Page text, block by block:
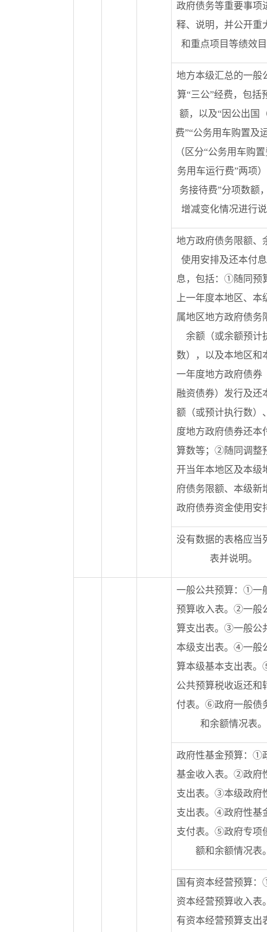
政府债务等重要事项
释、说明，并公开重
和重点项目等绩效
地方本级汇总的一般
算“三公”经费，包括
额，以及“因公出国
费”“公务用车购置及
（区分“公务用车购置
务用车运行费”两项
务接待费”分项数额
增减变化情况进行
地方政府债务限额、
使用安排及还本付
息，包括：①随同预
上一年度本地区、本
属地区地方政府债务
余额（或余额预计
数），以及本地区和
一年度地方政府债券
融资债券）发行及还
额（或预计执行数）
度地方政府债券还本
算数等；②随同调整
开当年本地区及本级
府债务限额、本级新
政府债券资金使用安
没有数据的表格应当
表并说明。
一般公共预算：①一
预算收入表。②一般
算支出表。③一般公
本级支出表。④一般
算本级基本支出表
公共预算税收返还和
付表。⑥政府一般债
和余额情况表。
政府性基金预算：①
基金收入表。②政府
支出表。③本级政府
支出表。④政府性基
支付表。⑤政府专项
额和余额情况表
国有资本经营预算
资本经营预算收入
有资本经营预算支